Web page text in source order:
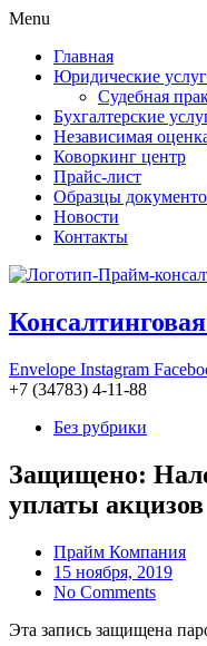
Menu
Главная
Юридические
Судебная
Бухгалтерские
Независимая
Коворкинг центр
Прайс-лист
Образцы
Новости
Контакты
Envelope Instagram
+7 (34783) 4-11-88
Без рубрики
Защищено:
уплаты акцизов
Прайм Компания
15 ноября, 2019
No Comments
Эта запись защищена